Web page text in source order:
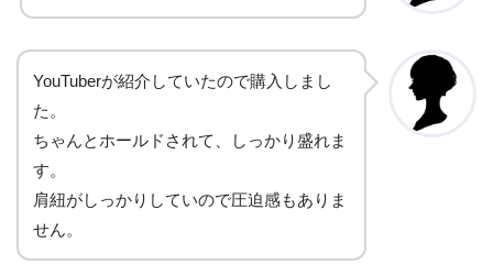
YouTuberが紹介していたので購入しまし
た。
ちゃんとホールドされて、しっかり盛れま
す。
肩紐がしっかりしていので圧迫感もありま
せん。